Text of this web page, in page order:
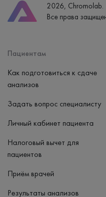
Часы работы
пн-вс: 7:30-15:00
2026, Chromolab.
Все права
Пациентам
Как подготовиться к сдаче
анализов
Задать вопрос специалисту
Личный кабинет пациента
Налоговый вычет для
пациентов
Приём врачей
Результаты анализов